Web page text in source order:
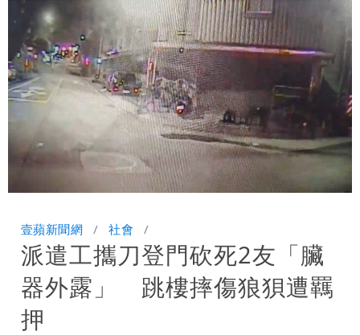
布 陸警可能相對低
「楊承勳」名字終於公開！被害人父淚喊
「終於能交代」 捐500萬獎學金延續愛
白海豚颱風逼近！鄭明典示警「恐遇黑潮
變強」 路徑分歧藏警訊：不利強度維持
Loaded
100.00%
壹蘋新聞網 社會
派遣工攜刀登門砍死2友「臟
器外露」 跳樓摔傷狼狽遭羈
押